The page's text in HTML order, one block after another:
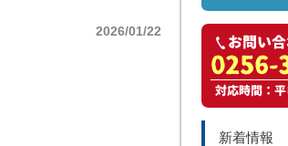
2026/01/22
新着情報